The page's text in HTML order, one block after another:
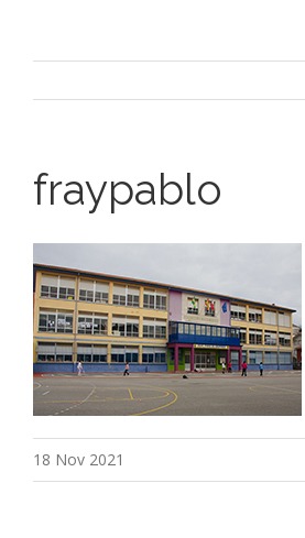
fraypablo
18 Nov 2021